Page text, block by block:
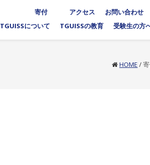
寄付 アクセス お問い合わせ
TGUISSについて
TGUISSの教育 受験生の方
HOME /